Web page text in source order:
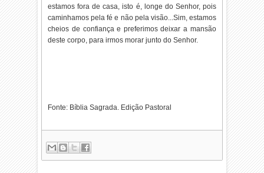
estamos fora de casa, isto é, longe do Senhor, pois
caminhamos pela fé e não pela visão...Sim, estamos
cheios de confiança e preferimos deixar a mansão
deste corpo, para irmos morar junto do Senhor.
Fonte: Bíblia Sagrada. Edição Pastoral